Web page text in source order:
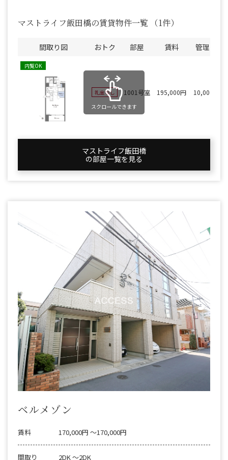
マストライフ飯田橋の賃貸物件一覧 （1件）
間取り図 おトク 部屋 賃料 管理費
内覧OK
礼金なし 1001号室 195,000円 10,000円
スクロールできます
マストライフ飯田橋
の部屋一覧を⾒る
ベルメゾン
賃料 170,000円 〜170,000円
間取り 2DK 〜2DK